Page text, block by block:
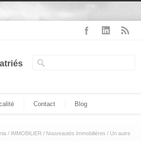
Contact Blog
/ IMMOBILIER / Nouveautés Immobilières / Un autre